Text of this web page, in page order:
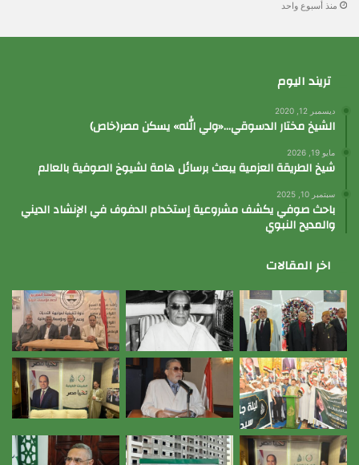
منذ أسبوع واحد
تريند اليوم
ديسمبر 12, 2020
الشيخ مختار الدسوقي…«ولي الله» يسكن مصر(خاص)
مايو 19, 2026
شيخ الطريقة العزمية يبعث برسائل هامة لشيوخ الصوفية بالعالم
سبتمبر 10, 2025
باحث صوفي يكشف مشروعية إستخدام الدفوف في الإنشاد الديني
والمديح النبوي
اخر المقالات